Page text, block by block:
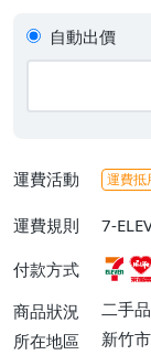
自動出價
運費活動 運費抵
運費規則
7-
或消
【單
郵局
$3000
付款方式
商品狀況
二手品
所在地區
新竹市